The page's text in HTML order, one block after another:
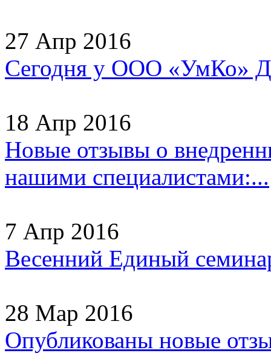
27 Апр 2016
Сегодня у ООО «УмКо»
18 Апр 2016
Новые отзывы о
нашими специалистами:...
7 Апр 2016
Весенний Единый
28 Мар 2016
Опубликованы новые